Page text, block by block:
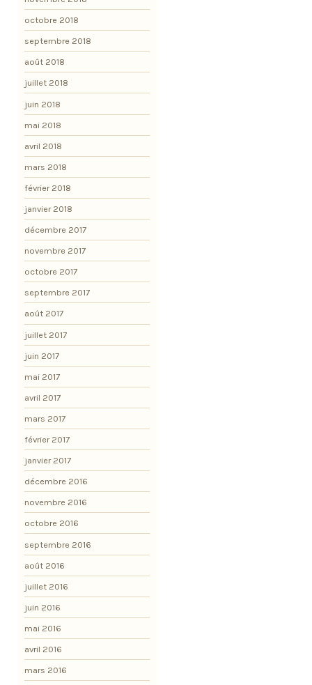
octobre 2018
septembre 2018
août 2018
juillet 2018
juin 2018
mai 2018
avril 2018
mars 2018
février 2018
janvier 2018
décembre 2017
novembre 2017
octobre 2017
septembre 2017
août 2017
juillet 2017
juin 2017
mai 2017
avril 2017
mars 2017
février 2017
janvier 2017
décembre 2016
novembre 2016
octobre 2016
septembre 2016
août 2016
juillet 2016
juin 2016
mai 2016
avril 2016
mars 2016